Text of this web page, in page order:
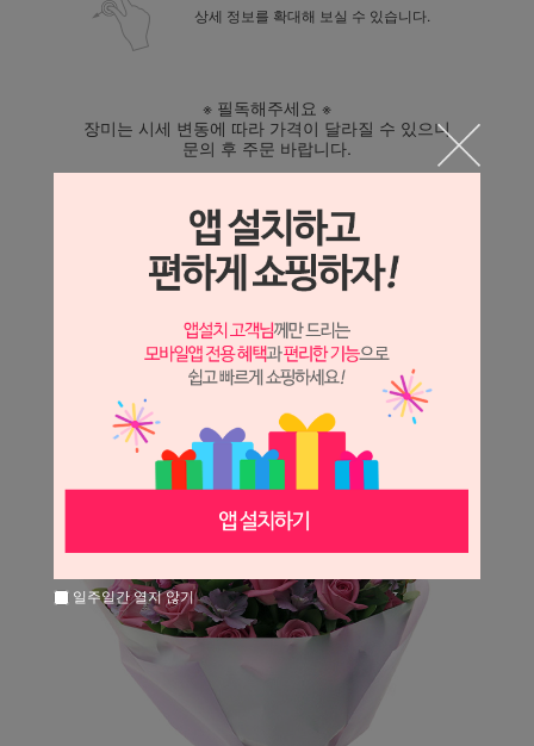
상세 정보를 확대해 보실 수 있습니다.
※ 필독해주세요 ※
장미는 시세 변동에 따라 가격이 달라질 수 있으니
문의 후 주문 바랍니다.
일주일간 열지 않기